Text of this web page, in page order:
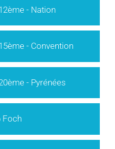
- Nation
- Convention
- Pyrénées
Foch